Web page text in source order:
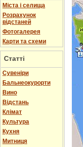
Міста і селища
Розрахунок
відстаней
Фотогалерея
Карти та схеми
Статті
Cувеніри
Бальнеокурорти
Вино
Відстань
Клімат
Культура
Кухня
Митниця